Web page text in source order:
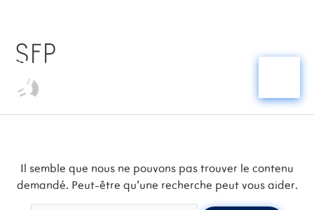
Aller
contenu
SFP
Il semble que nous ne pouvons pas trouver le contenu
demandé. Peut-être qu’une recherche peut vous aider.
Rechercher :